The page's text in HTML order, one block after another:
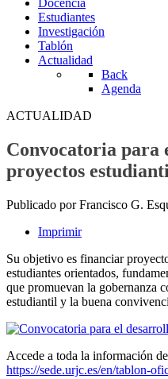
Docencia
Estudiantes
Investigación
Tablón
Actualidad
Back
Agenda
ACTUALIDAD
Convocatoria para
proyectos
Publicado por Francisco G.
Imprimir
Su objetivo es financiar
estudiantes orientados,
que promuevan la gobernanza
estudiantil y la buena
Accede a toda la información
https://sede.urjc.es/en/tablon-